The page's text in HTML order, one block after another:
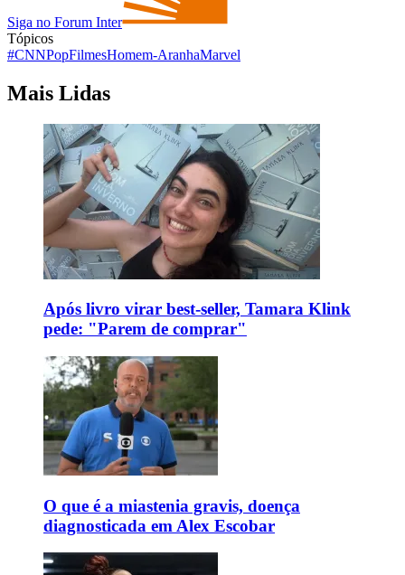
Siga no Forum Inter
Tópicos
#CNNPopFilmesHomem-AranhaMarvel
Mais Lidas
Após livro virar best-seller, Tamara Klink
pede: "Parem de comprar"
O que é a miastenia gravis, doença
diagnosticada em Alex Escobar